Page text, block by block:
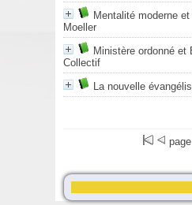
Mentalité moderne
Moeller
Ministère ordonné
Collectif
La nouvelle
page